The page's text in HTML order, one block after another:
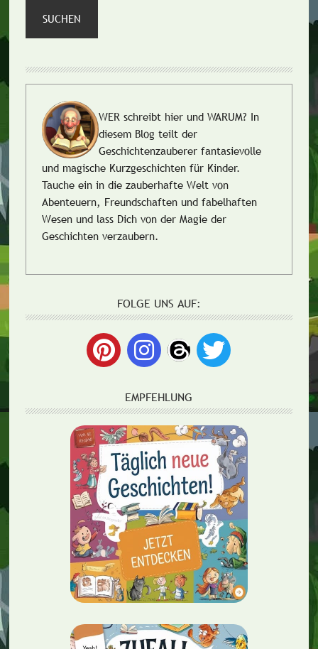
SUCHEN
WER schreibt hier und WARUM? In
diesem Blog teilt der
Geschichtenzauberer fantasievolle
und magische Kurzgeschichten für Kinder.
Tauche ein in die zauberhafte Welt von
Abenteuern, Freundschaften und fabelhaften
Wesen und lass Dich von der Magie der
Geschichten verzaubern.
FOLGE UNS AUF:
EMPFEHLUNG